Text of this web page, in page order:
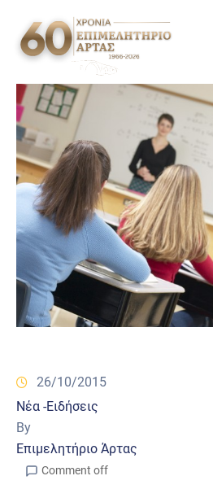
26/10/2015
Νέα -Ειδήσεις
By
Επιμελητήριο Άρτας
Comment off